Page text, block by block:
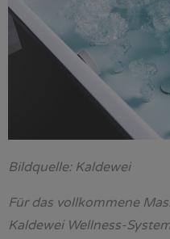
Bildquelle: Kaldewei
Für das vollkommene
Kaldewei Wellness-